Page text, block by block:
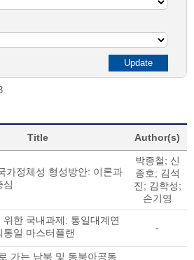
Title Author(s)
가정체성 형성방안: 이론과
심
박종철; 신
종호; 김석
진; 김학성;
손기영
위한 국내과제: 통일대계연
통일 마스터플랜
-
가는 남북 및 동북아공동